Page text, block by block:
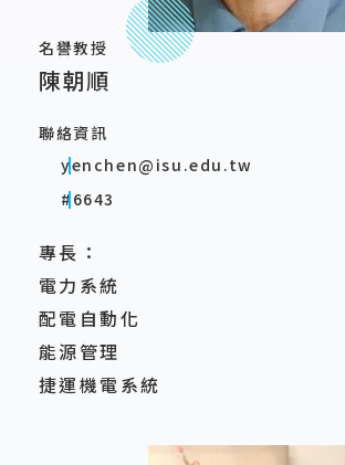
名譽教授
陳朝順
聯絡資訊
yenchen@isu.edu.tw
#6643
專長：
電力系統
配電自動化
能源管理
捷運機電系統